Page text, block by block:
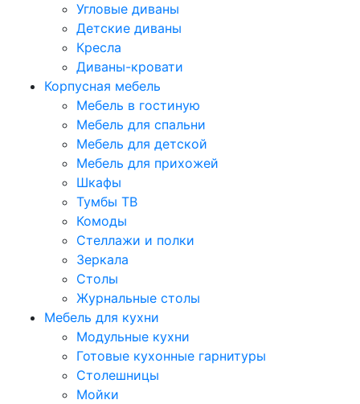
Угловые диваны
Детские диваны
Кресла
Диваны-кровати
Корпусная мебель
Мебель в гостиную
Мебель для спальни
Мебель для детской
Мебель для прихожей
Шкафы
Тумбы ТВ
Комоды
Стеллажи и полки
Зеркала
Столы
Журнальные столы
Мебель для кухни
Модульные кухни
Готовые кухонные гарнитуры
Столешницы
Мойки